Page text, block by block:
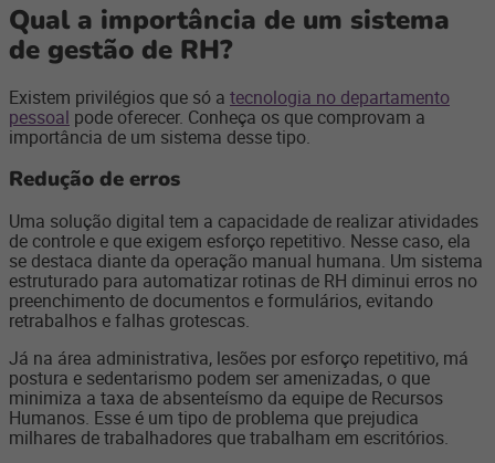
Qual a importância de um sistema
de gestão de RH?
Existem privilégios que só a tecnologia no departamento
pessoal pode oferecer. Conheça os que comprovam a
importância de um sistema desse tipo.
Redução de erros
Uma solução digital tem a capacidade de realizar atividades
de controle e que exigem esforço repetitivo. Nesse caso, ela
se destaca diante da operação manual humana. Um sistema
estruturado para automatizar rotinas de RH diminui erros no
preenchimento de documentos e formulários, evitando
retrabalhos e falhas grotescas.
Já na área administrativa, lesões por esforço repetitivo, má
postura e sedentarismo podem ser amenizadas, o que
minimiza a taxa de absenteísmo da equipe de Recursos
Humanos. Esse é um tipo de problema que prejudica
milhares de trabalhadores que trabalham em escritórios.